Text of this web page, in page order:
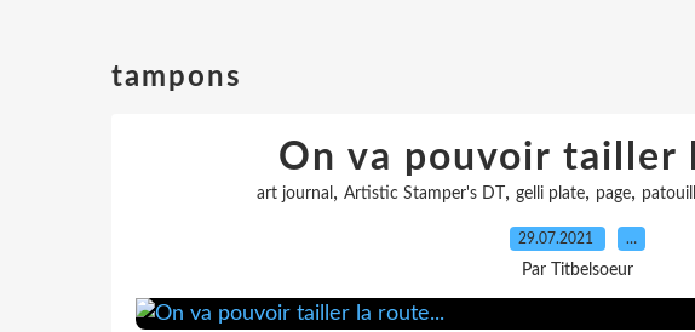
tampons
On va pouvoir tailler
art journal , Artistic Stamper's DT , gelli plate, page,
29.07.2021 …
Par Titbelsoeur